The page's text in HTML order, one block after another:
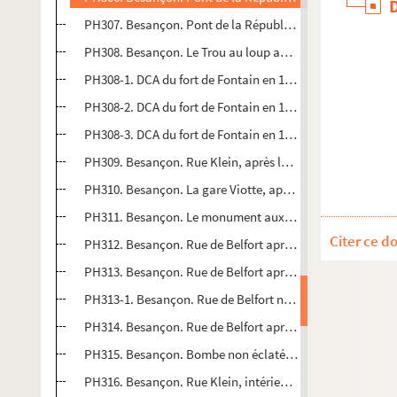
PH307. Besançon. Pont de la République sauté, 16 juin
PH308. Besançon. Le Trou au loup après la bataille de
PH308-1. DCA du fort de Fontain en 1939-1940 - Défense
PH308-2. DCA du fort de Fontain en 1939-1940 - Défense
PH308-3. DCA du fort de Fontain en 1939-1940 - Défense
PH309. Besançon. Rue Klein, après les bombardements,
PH310. Besançon. La gare Viotte, après les
PH311. Besançon. Le monument aux morts devant la
PH312. Besançon. Rue de Belfort après les
PH313. Besançon. Rue de Belfort après les
PH313-1. Besançon. Rue de Belfort n° 17 après les
PH314. Besançon. Rue de Belfort après les
PH315. Besançon. Bombe non éclatée tombée sur le lit
PH316. Besançon. Rue Klein, intérieur de cour après les
Citer ce